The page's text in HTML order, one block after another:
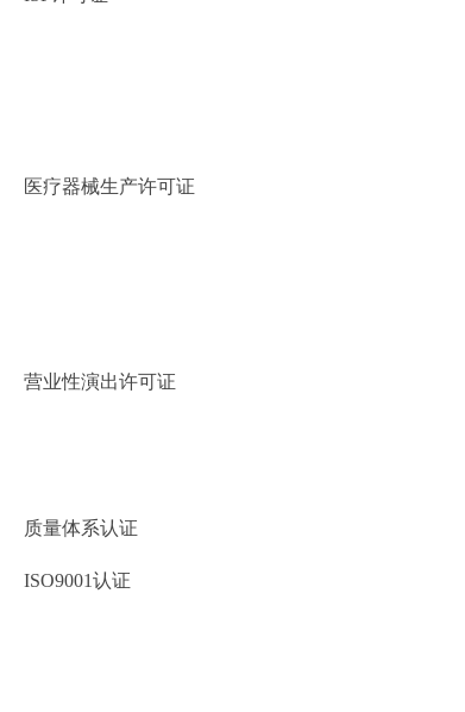
医疗器械生产许可证
营业性演出许可证
质量体系认证
ISO9001认证